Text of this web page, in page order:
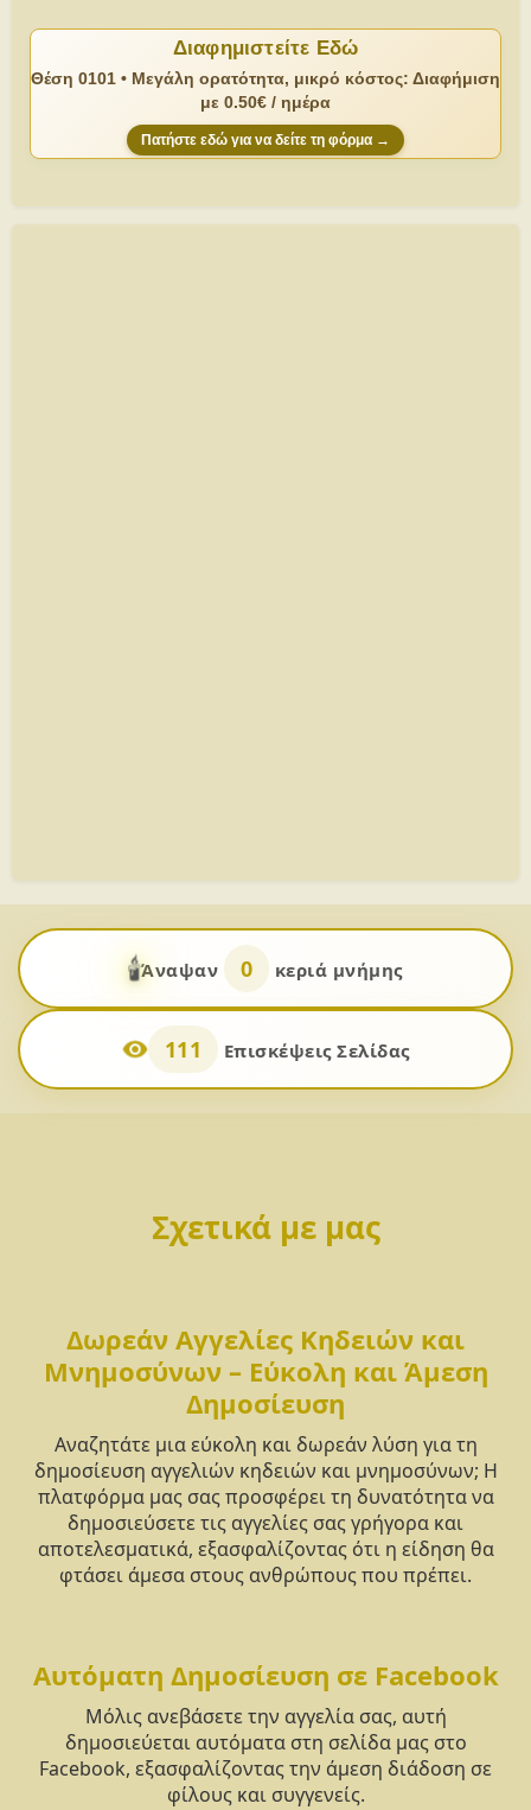
Διαφημιστείτε Εδώ
Θέση 0101 • Μεγάλη ορατότητα, μικρό κόστος: Διαφήμιση
με 0.50€ / ημέρα
Πατήστε εδώ για να δείτε τη φόρμα →
🕯️Άναψαν 0 κεριά μνήμης
111 Επισκέψεις Σελίδας
Σχετικά με μας
Δωρεάν Αγγελίες Κηδειών και
Μνημοσύνων – Εύκολη και Άμεση
Δημοσίευση
Αναζητάτε μια εύκολη και δωρεάν λύση για τη
δημοσίευση αγγελιών κηδειών και μνημοσύνων; Η
πλατφόρμα μας σας προσφέρει τη δυνατότητα να
δημοσιεύσετε τις αγγελίες σας γρήγορα και
αποτελεσματικά, εξασφαλίζοντας ότι η είδηση θα
φτάσει άμεσα στους ανθρώπους που πρέπει.
Αυτόματη Δημοσίευση σε Facebook
Μόλις ανεβάσετε την αγγελία σας, αυτή
δημοσιεύεται αυτόματα στη σελίδα μας στο
Facebook, εξασφαλίζοντας την άμεση διάδοση σε
φίλους και συγγενείς.